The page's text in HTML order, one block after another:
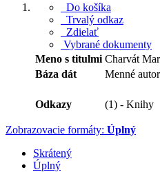
Do košíka
Trvalý odkaz
Zdielať
Vybrané dokumenty
Meno s titulmi Charvát
Báza dát
Menné
Odkazy (1) - Knihy
Zobrazovacie formáty: Úplný
Skrátený
Úplný